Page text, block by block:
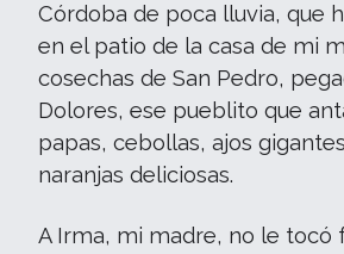
Córdoba de poca lluvia, que
en el patio de la casa de mi
cosechas de San Pedro,
Dolores, ese pueblito que
papas, cebollas, ajos
naranjas deliciosas.
A Irma, mi madre, no le tocó